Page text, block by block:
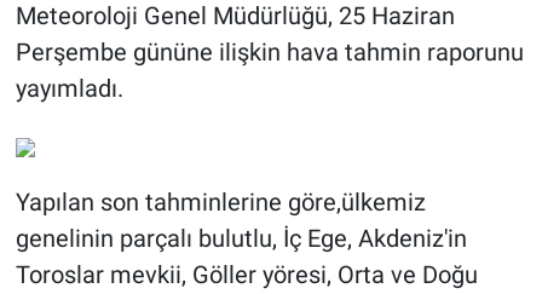
Meteoroloji Genel Müdürlüğü, 25 Haziran
Perşembe gününe ilişkin hava tahmin raporunu
yayımladı.
Yapılan son tahminlerine göre,ülkemiz
genelinin parçalı bulutlu, İç Ege, Akdeniz'in
Toroslar mevkii, Göller yöresi, Orta ve Doğu
EĞİTİM
BİLİM VE TEKNOLOJİ
Bölge